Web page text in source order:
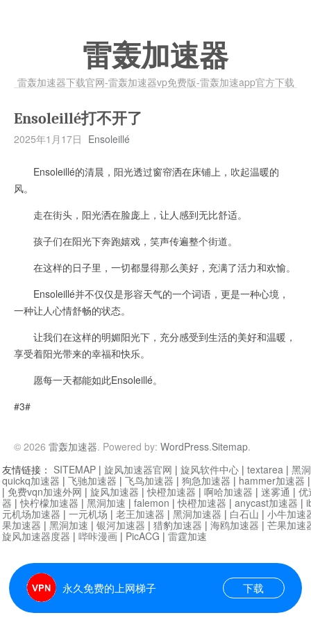
雷轰加速器
雷轰加速器下载官网-雷轰加速器vp免费版-雷轰加速app官方下载
Ensoleillé打不开了
2025年1月17日 Ensoleillé
Ensoleillé的清晨，阳光透过窗帘洒在床铺上，吹起温暖的
风。
走在街头，阳光洒在脸庞上，让人感到无比舒适。
孩子们在阳光下奔跑嬉戏，笑声传遍整个街道。
在这样的日子里，一切都显得那么美好，充满了活力和欢愉。
Ensoleillé并不仅仅是形容天气的一个词语，更是一种心境，
一种让人心情舒畅的状态。
让我们在这样的明媚阳光下，充分感受到生活的美好和温暖，
享受着阳光带来的幸福和快乐。
愿每一天都能如此Ensoleillé。
#3#
© 2026 雷轰加速器. Powered by: WordPress.Sitemap.
永久免费的上网梯子 下载
友情链接： SITEMAP | 旋风加速器官网 | 旋风软件中心 | textarea | 黑
quickq加速器 | 飞驰加速器 | 飞鸟加速器 | 狗急加速器 | hammer加速器
| 免费vqn加速外网 | 旋风加速器 |快橙加速器 | 啊哈加速器 | 迷雾通 | 优
器 |快柠檬加速器 | 黑洞加速 | falemon |快橙加速器 | anycast加速器 |
元机场加速器 | 一元机场 | 老王加速器 | 黑洞加速器 | 白石山 | 小牛加速
果加速器 | 黑洞加速 | 银河加速器 | 猎豹加速器 | 海鸥加速器 | 芒果加速
旋风加速器度器 | 哔咔漫画 | PicACG | 雷霆加速